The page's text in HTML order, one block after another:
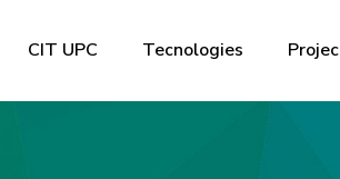
CIT UPC Tecnologies